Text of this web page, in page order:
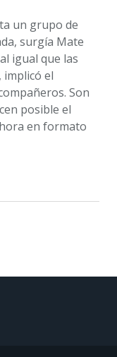
un grupo de
surgía Mate
igual que las
implicó el
Son
posible el
en formato